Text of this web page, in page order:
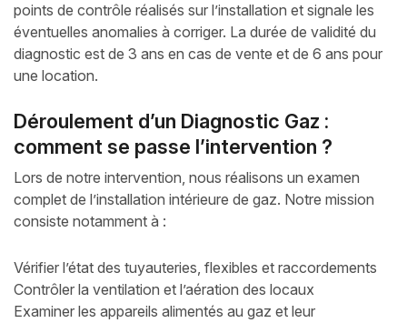
points de contrôle réalisés sur l’installation et signale les
éventuelles anomalies à corriger. La durée de validité du
diagnostic est de 3 ans en cas de vente et de 6 ans pour
une location.
Déroulement d’un Diagnostic Gaz :
comment se passe l’intervention ?
Lors de notre intervention, nous réalisons un examen
complet de l’installation intérieure de gaz. Notre mission
consiste notamment à :
Vérifier l’état des tuyauteries, flexibles et raccordements
Contrôler la ventilation et l’aération des locaux
Examiner les appareils alimentés au gaz et leur